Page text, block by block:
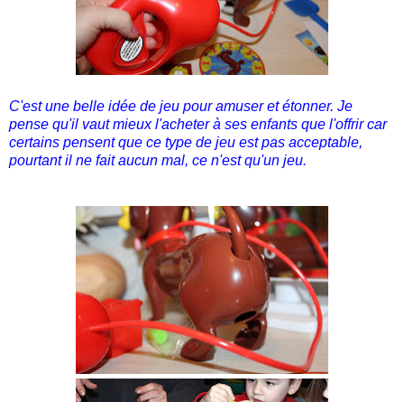
C'est une belle idée de jeu pour amuser et étonner. Je
pense qu'il vaut mieux l'acheter à ses enfants que l'offrir car
certains pensent que ce type de jeu est pas acceptable,
pourtant il ne fait aucun mal, ce n'est qu'un jeu.